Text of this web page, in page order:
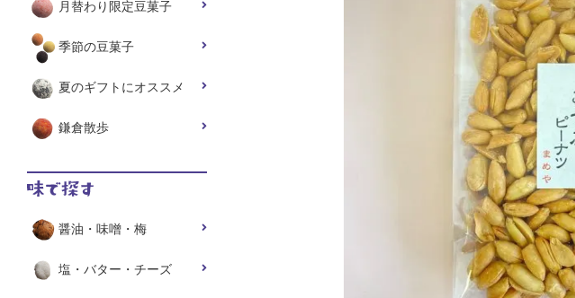
月替わり限定豆菓子
季節の豆菓子
夏のギフトにオススメ
鎌倉散歩
醤油・味噌・梅
塩・バター・チーズ